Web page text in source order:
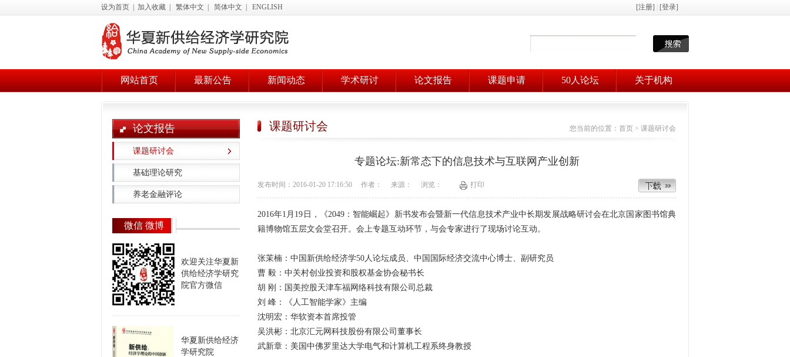
设为首页 加入收藏 繁体中文 简体中文 ENGLISH
网站首页 最新公告 新闻动态 学术研讨 论文报告 课题申请 50人论坛 关于机构
论文报告
课题研讨会
基础理论研究
养老金融评论
微信 微博
欢迎关注华夏新
供给经济学研究
院官方微信
华夏新供给经济
学研究院
课题研讨会 您当前的位置： 首页 > 课题研讨会
专题论坛:新常态下的信息技术与互联网产业创新
发布时间：2016-01-20 17:16:50 作者： 来源： 浏览： 打印
2016年1月19日，《2049：智能崛起》新书发布会暨新一代信息技术产业中长期发展战略研讨会在北京国家图书馆典
籍博物馆五层文会堂召开。会上专题互动环节，与会专家进行了现场讨论互动。
张茉楠：中国新供给经济学50人论坛成员、中国国际经济交流中心博士、副研究员
曹 毅：中关村创业投资和股权基金协会秘书长
胡 刚：国美控股天津车福网络科技有限公司总裁
刘 峰：《人工智能学家》主编
沈明宏：华软资本首席投管
吴洪彬：北京汇元网科技股份有限公司董事长
武新章：美国中佛罗里达大学电气和计算机工程系终身教授